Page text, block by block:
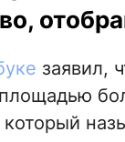
заявил,